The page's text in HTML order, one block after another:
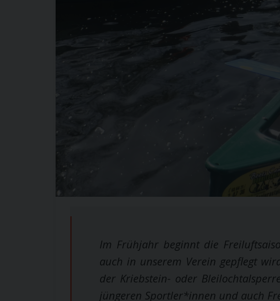
Im Frühjahr beginnt die
auch in unserem Verein gepflegt
der Kriebstein- oder
jüngeren Sportler*innen und auch